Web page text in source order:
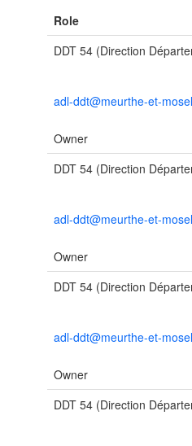
Role
DDT 54 (Direction
adl-ddt@meurthe-et-
Owner
DDT 54 (Direction
adl-ddt@meurthe-et-
Owner
DDT 54 (Direction
adl-ddt@meurthe-et-
Owner
DDT 54 (Direction